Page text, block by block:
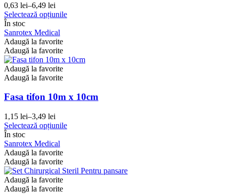
0,63 lei–6,49 lei
Interval
de
prețuri:
0,63 lei
până
la
6,49 lei
Selectează opțiunileAcest
variații.
alese
În stoc
Sanrotex Medical
Adaugă la favorite
Adaugă la favorite
Adaugă la favorite
Adaugă la favorite
Fasa tifon 10m x 10cm
1,15 lei–3,49 lei
Interval
de
prețuri:
1,15 lei
până
la
3,49 lei
Selectează opțiunileAcest
variații.
În stoc
Sanrotex Medical
Adaugă la favorite
Adaugă la favorite
Adaugă la favorite
Adaugă la favorite